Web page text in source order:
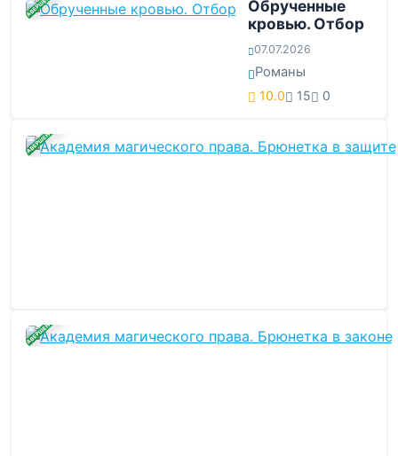
Обрученные
кровью. Отбор
07.07.2026
Романы
10.0 15 0
ЗАВЕРШЕНА
ЗАВЕРШЕНА